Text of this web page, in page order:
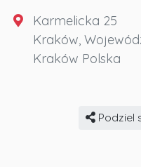
Karmelicka 25
Kraków,
Kraków Polska
Podziel